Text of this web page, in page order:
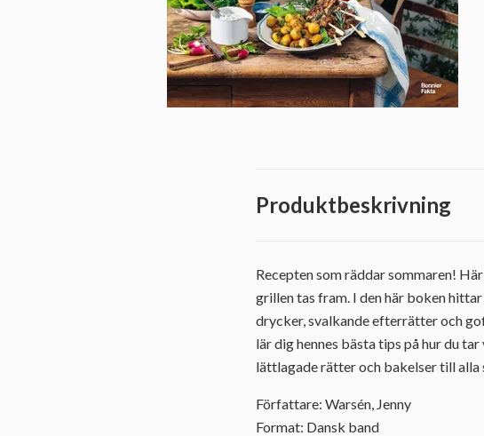
Produktbeskrivning
Recepten som räddar sommaren!
grillen tas fram. I den här boken
drycker, svalkande efterrätter och
lär dig hennes bästa tips på hur du
lättlagade rätter och bakelser till alla
Författare: Warsén, Jenny
Format: Dansk band